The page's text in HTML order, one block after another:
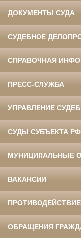
ДОКУМЕНТЫ СУДА
СУДЕБНОЕ
СПРАВОЧНАЯ
ПРЕСС-СЛУЖБА
УПРАВЛЕНИЕ
СУДЫ СУБЪЕКТА РФ
МУНИЦИПАЛЬНЫЕ
ВАКАНСИИ
ОБРАЩЕНИЯ